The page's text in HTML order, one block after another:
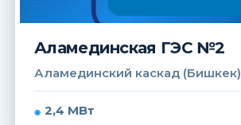
Аламединская ГЭС №2
Аламединский каскад (Бишкек)
2,4 МВт